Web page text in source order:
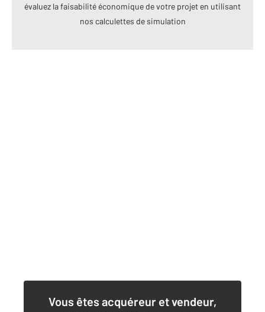
évaluez la faisabilité économique de votre projet en utilisant
nos calculettes de simulation
Vous êtes acquéreur et vendeur,